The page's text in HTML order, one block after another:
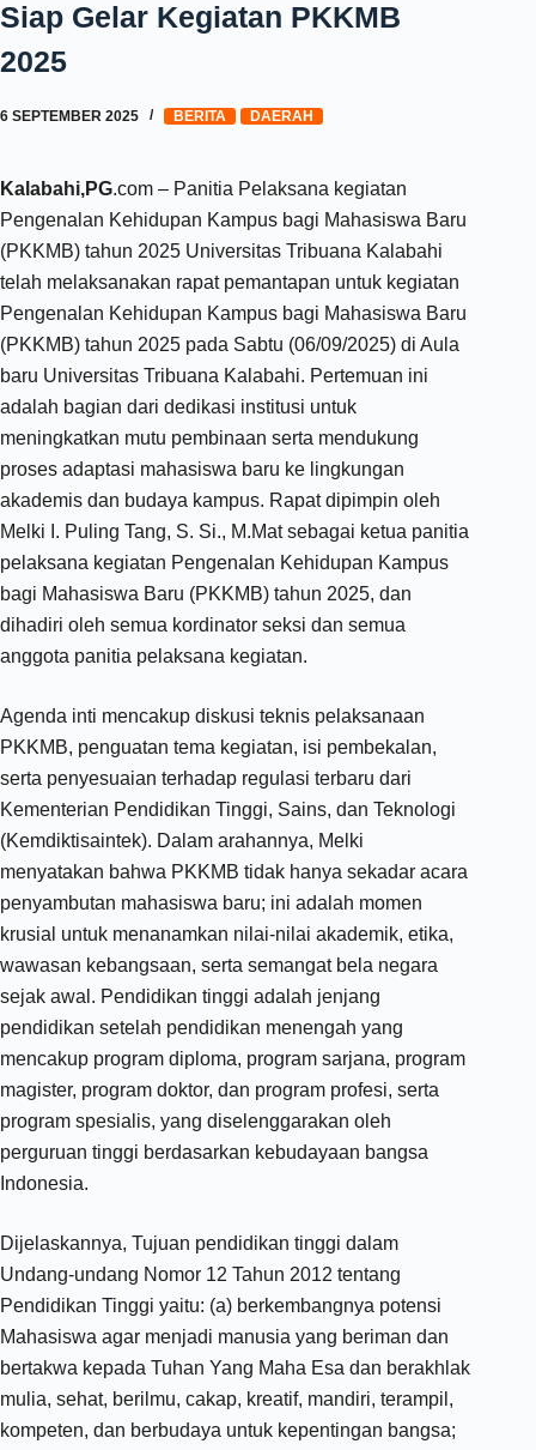
Siap Gelar Kegiatan PKKMB
2025
6 SEPTEMBER 2025 BERITA DAERAH
Kalabahi,PG.com – Panitia Pelaksana kegiatan
Pengenalan Kehidupan Kampus bagi Mahasiswa Baru
(PKKMB) tahun 2025 Universitas Tribuana Kalabahi
telah melaksanakan rapat pemantapan untuk kegiatan
Pengenalan Kehidupan Kampus bagi Mahasiswa Baru
(PKKMB) tahun 2025 pada Sabtu (06/09/2025) di Aula
baru Universitas Tribuana Kalabahi. Pertemuan ini
adalah bagian dari dedikasi institusi untuk
meningkatkan mutu pembinaan serta mendukung
proses adaptasi mahasiswa baru ke lingkungan
akademis dan budaya kampus. Rapat dipimpin oleh
Melki I. Puling Tang, S. Si., M.Mat sebagai ketua panitia
pelaksana kegiatan Pengenalan Kehidupan Kampus
bagi Mahasiswa Baru (PKKMB) tahun 2025, dan
dihadiri oleh semua kordinator seksi dan semua
anggota panitia pelaksana kegiatan.
Agenda inti mencakup diskusi teknis pelaksanaan
PKKMB, penguatan tema kegiatan, isi pembekalan,
serta penyesuaian terhadap regulasi terbaru dari
Kementerian Pendidikan Tinggi, Sains, dan Teknologi
(Kemdiktisaintek). Dalam arahannya, Melki
menyatakan bahwa PKKMB tidak hanya sekadar acara
penyambutan mahasiswa baru; ini adalah momen
krusial untuk menanamkan nilai-nilai akademik, etika,
wawasan kebangsaan, serta semangat bela negara
sejak awal. Pendidikan tinggi adalah jenjang
pendidikan setelah pendidikan menengah yang
mencakup program diploma, program sarjana, program
magister, program doktor, dan program profesi, serta
program spesialis, yang diselenggarakan oleh
perguruan tinggi berdasarkan kebudayaan bangsa
Indonesia.
Dijelaskannya, Tujuan pendidikan tinggi dalam
Undang-undang Nomor 12 Tahun 2012 tentang
Pendidikan Tinggi yaitu: (a) berkembangnya potensi
Mahasiswa agar menjadi manusia yang beriman dan
bertakwa kepada Tuhan Yang Maha Esa dan berakhlak
mulia, sehat, berilmu, cakap, kreatif, mandiri, terampil,
kompeten, dan berbudaya untuk kepentingan bangsa;